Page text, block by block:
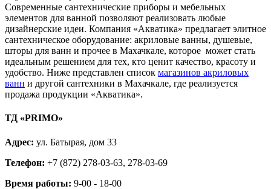
Современные сантехнические приборы и мебельных
элементов для ванной позволяют реализовать любые
дизайнерские идеи. Компания «Акватика» предлагает элитное
сантехническое оборудование: акриловые ванны, душевые,
шторы для ванн и прочее в Махачкале, которое может стать
идеальным решением для тех, кто ценит качество, красоту и
удобство. Ниже представлен список магазинов акриловых
ванн и другой сантехники в Махачкале, где реализуется
продажа продукции «Акватика».
ТД «PRIMO»
Адрес: ул. Батырая, дом 33
Телефон: +7 (872) 278-03-63, 278-03-69
Время работы: 9-00 - 18-00